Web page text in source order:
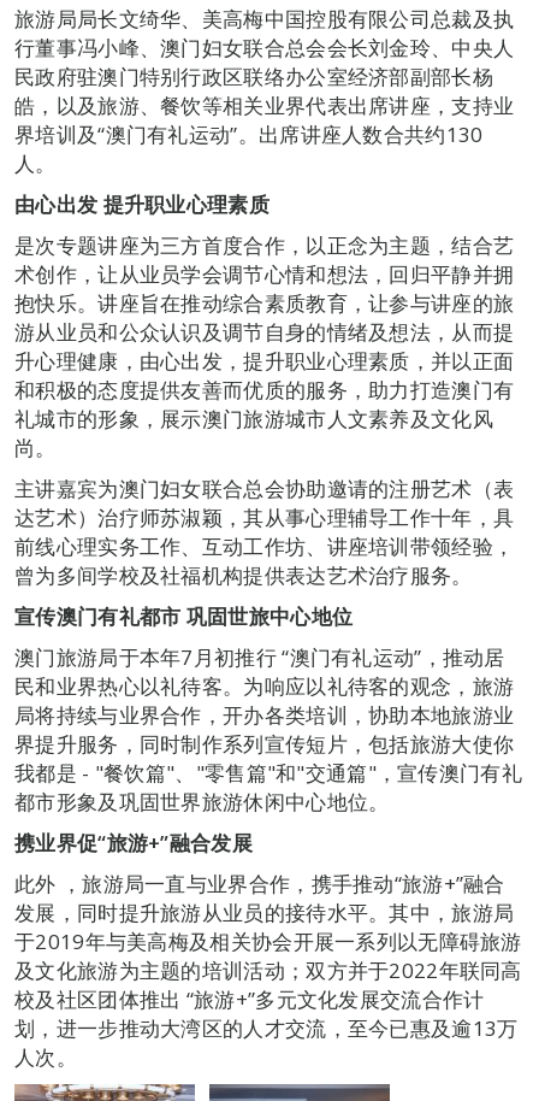
旅游局局长文绮华、美高梅中国控股有限公司总裁及执
行董事冯小峰、澳门妇女联合总会会长刘金玲、中央人
民政府驻澳门特别行政区联络办公室经济部副部长杨
皓，以及旅游、餐饮等相关业界代表出席讲座，支持业
界培训及“澳门有礼运动”。出席讲座人数合共约130
人。
由心出发 提升职业心理素质
是次专题讲座为三方首度合作，以正念为主题，结合艺
术创作，让从业员学会调节心情和想法，回归平静并拥
抱快乐。讲座旨在推动综合素质教育，让参与讲座的旅
游从业员和公众认识及调节自身的情绪及想法，从而提
升心理健康，由心出发，提升职业心理素质，并以正面
和积极的态度提供友善而优质的服务，助力打造澳门有
礼城市的形象，展示澳门旅游城市人文素养及文化风
尚。
主讲嘉宾为澳门妇女联合总会协助邀请的注册艺术（表
达艺术）治疗师苏淑颖，其从事心理辅导工作十年，具
前线心理实务工作、互动工作坊、讲座培训带领经验，
曾为多间学校及社福机构提供表达艺术治疗服务。
宣传澳门有礼都市 巩固世旅中心地位
澳门旅游局于本年7月初推行 “澳门有礼运动”，推动居
民和业界热心以礼待客。为响应以礼待客的观念，旅游
局将持续与业界合作，开办各类培训，协助本地旅游业
界提升服务，同时制作系列宣传短片，包括旅游大使你
我都是 - "餐饮篇"、"零售篇"和"交通篇"，宣传澳门有礼
都市形象及巩固世界旅游休闲中心地位。
携业界促“旅游+”融合发展
此外 ，旅游局一直与业界合作，携手推动“旅游+”融合
发展，同时提升旅游从业员的接待水平。其中，旅游局
于2019年与美高梅及相关协会开展一系列以无障碍旅游
及文化旅游为主题的培训活动；双方并于2022年联同高
校及社区团体推出 “旅游+”多元文化发展交流合作计
划，进一步推动大湾区的人才交流，至今已惠及逾13万
人次。